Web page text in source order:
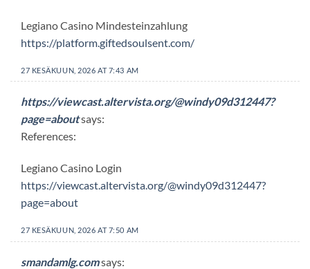
Legiano Casino Mindesteinzahlung
https://platform.giftedsoulsent.com/
27 KESÄKUUN, 2026 AT 7:43 AM
https://viewcast.altervista.org/@windy09d312447?
page=aboutsays:
References:
Legiano Casino Login
https://viewcast.altervista.org/@windy09d312447?
page=about
27 KESÄKUUN, 2026 AT 7:50 AM
smandamlg.comsays: